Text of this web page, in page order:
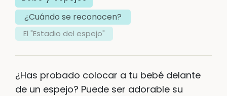
¿Cuándo se reconocen?
El "Estadio del espejo"
¿Has probado colocar a tu bebé delante
de un espejo? Puede ser adorable su